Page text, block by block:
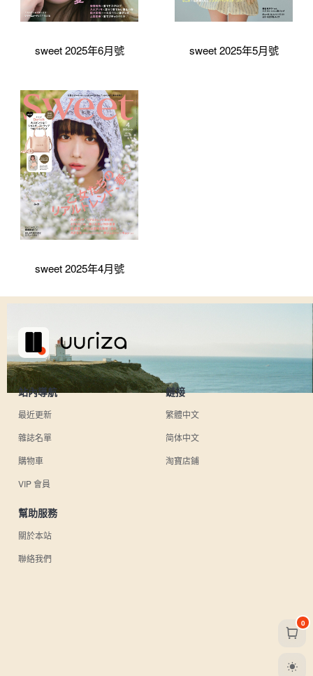
sweet 2025年6月號 sweet 2025年5月號
sweet 2025年4月號
站內導航
最近更新
雜誌名單
購物車
VIP 會員
鏈接
繁體中文
简体中文
淘寶店鋪
幫助服務
關於本站
聯絡我們
0